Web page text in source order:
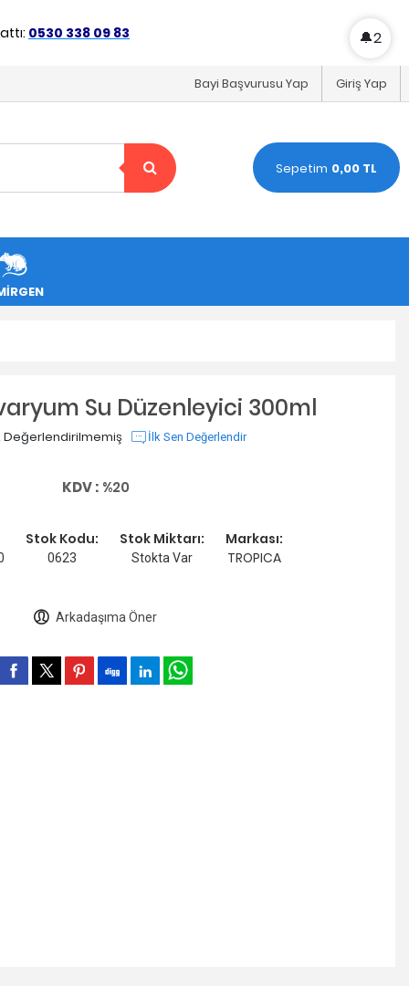
0530 338 09 83
Giriş Yap
Bayi Başvurusu Yap
Sepetim 0,00 TL
Su Düzenleyici 300ml
Değerlendirilmemiş İlk Sen Değerlendir
KDV : %20
Stok Kodu:
0623
Stok Miktarı:
Stokta Var
Markası:
TROPICA
Arkadaşıma Öner
🔔2